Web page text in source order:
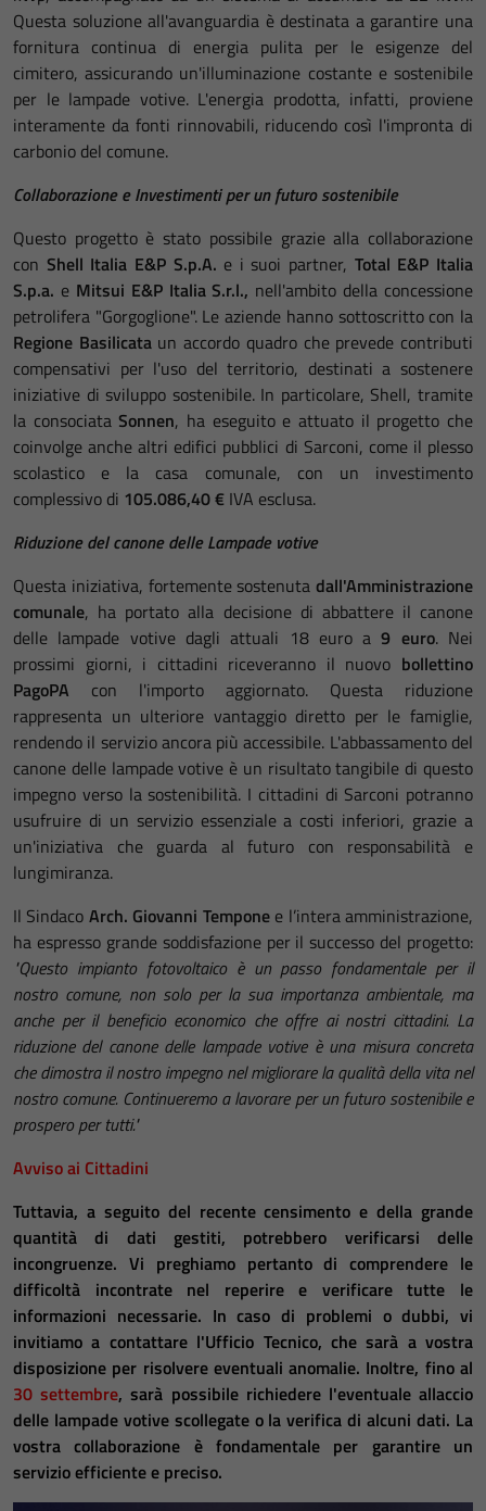
Questa soluzione all'avanguardia è destinata a garantire una
fornitura continua di energia pulita per le esigenze del
cimitero, assicurando un'illuminazione costante e sostenibile
per le lampade votive. L'energia prodotta, infatti, proviene
interamente da fonti rinnovabili, riducendo così l'impronta di
carbonio del comune.
Collaborazione e Investimenti per un futuro sostenibile
Questo progetto è stato possibile grazie alla collaborazione
con Shell Italia E&P S.p.A. e i suoi partner, Total E&P Italia
S.p.a. e Mitsui E&P Italia S.r.l., nell'ambito della concessione
petrolifera "Gorgoglione". Le aziende hanno sottoscritto con la
Regione Basilicataun accordo quadro che prevede contributi
compensativi per l'uso del territorio, destinati a sostenere
iniziative di sviluppo sostenibile. In particolare, Shell, tramite
la consociataSonnen, ha eseguito e attuato il progetto che
coinvolge anche altri edifici pubblici di Sarconi, come il plesso
scolastico e la casa comunale, con un investimento
complessivo di 105.086,40 € IVA esclusa.
Riduzione del canone delle Lampade votive
Questa iniziativa, fortemente sostenuta dall'Amministrazione
comunale, ha portato alla decisione di abbattere il canone
delle lampade votive dagli attuali 18 euro a9 euro. Nei
prossimi giorni, i cittadini riceveranno il nuovo bollettino
PagoPA con l'importo aggiornato. Questa riduzione
rappresenta un ulteriore vantaggio diretto per le famiglie,
rendendo il servizio ancora più accessibile. L'abbassamento del
canone delle lampade votive è un risultato tangibile di questo
impegno verso la sostenibilità. I cittadini di Sarconi potranno
usufruire di un servizio essenziale a costi inferiori, grazie a
un'iniziativa che guarda al futuro con responsabilità e
lungimiranza.
Il Sindaco Arch. Giovanni Tempone e l’intera amministrazione,
ha espresso grande soddisfazione per il successo del progetto:
"Questo impianto fotovoltaico è un passo fondamentale per il
nostro comune, non solo per la sua importanza ambientale, ma
anche per il beneficio economico che offre ai nostri cittadini. La
riduzione del canone delle lampade votive è una misura concreta
che dimostra il nostro impegno nel migliorare la qualità della vita nel
nostro comune. Continueremo a lavorare per un futuro sostenibile e
prospero per tutti."
Avviso ai Cittadini
Tuttavia, a seguito del recente censimento e della grande
quantità di dati gestiti, potrebbero verificarsi delle
incongruenze. Vi preghiamo pertanto di comprendere le
difficoltà incontrate nel reperire e verificare tutte le
informazioni necessarie. In caso di problemi o dubbi, vi
invitiamo a contattare l'Ufficio Tecnico, che sarà a vostra
disposizione per risolvere eventuali anomalie. Inoltre, fino al
30 settembre, sarà possibile richiedere l'eventuale allaccio
delle lampade votive scollegate o la verifica di alcuni dati. La
vostra collaborazione è fondamentale per garantire un
servizio efficiente e preciso.